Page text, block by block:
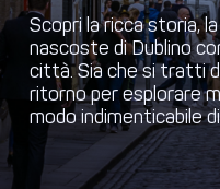
Scopri la ricca storia,
nascoste di Dublino
città. Sia che si tratti
ritorno per esplorare
modo indimenticabile